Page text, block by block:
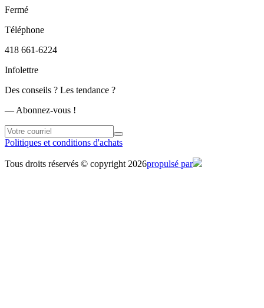
Fermé
Téléphone
418 661-6224
Infolettre
Des conseils ? Les tendance ?
― Abonnez-vous !
Politiques et conditions d'achats
Tous droits réservés © copyright 2026propulsé par